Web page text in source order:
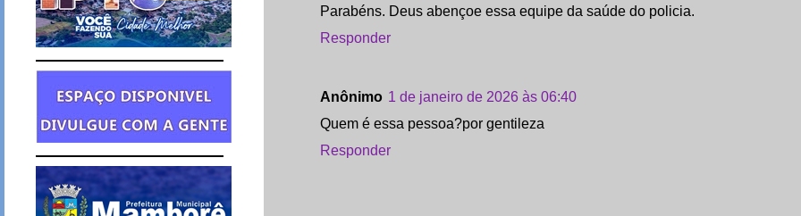
Parabéns. Deus abençoe essa equipe da saúde do policia.
Responder
Anônimo 1 de janeiro de 2026 às 06:40
Quem é essa pessoa?por gentileza
Responder